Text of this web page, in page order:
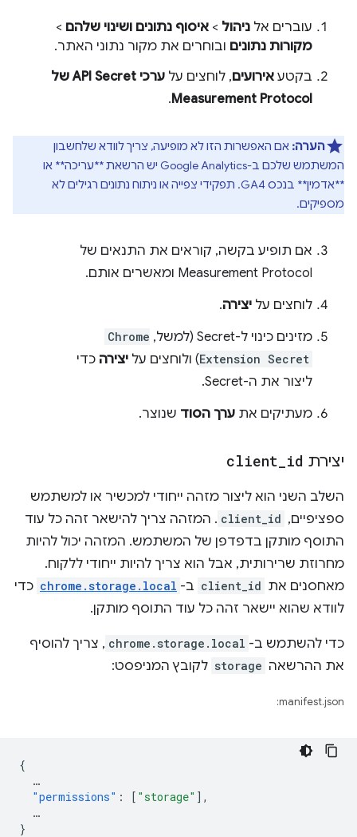
עוברים אל ניהול > איסוף נתונים ושינוי שלהם >
מקורות נתונים ובוחרים את מקור נתוני האתר.
בקטע אירועים, לוחצים על
ערכי API Secret של
Measurement Protocol
.
הערה: אם האפשרות הזו לא מופיעה, צריך לוודא שלחשבון
המשתמש שלכם ב-Google Analytics יש הרשאת **עריכה** או
**אדמין** בנכס GA4. תפקידי צפייה או ניתוח נתונים רגילים לא
מספיקים.
אם תופיע בקשה, קוראים את התנאים של
Measurement Protocol ומאשרים אותם.
לוחצים על יצירה.
מזינים כינוי ל-Secret (למשל,
Chrome
Extension Secret) ולוחצים על יצירה כדי
ליצור את ה-Secret.
מעתיקים את ערך הסוד שנוצר.
יצירת client id
השלב השני הוא ליצור מזהה ייחודי למכשיר או למשתמש
ספציפיים, client_id . המזהה צריך להישאר זהה כל עוד
התוסף מותקן בדפדפן של המשתמש. המזהה יכול להיות
מחרוזת שרירותית, אבל הוא צריך להיות ייחודי ללקוח.
מאחסנים את client_id ב- chrome.storage.local כדי
לוודא שהוא יישאר זהה כל עוד התוסף מותקן.
כדי להשתמש ב- chrome.storage.local , צריך להוסיף
את ההרשאה storage לקובץ המניפסט:
manifest.json:
{
…
"permissions" : [ "storage" ],
…
}